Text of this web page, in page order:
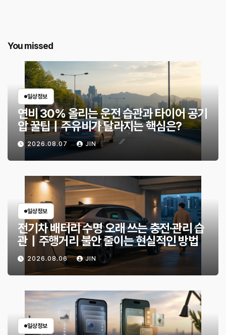
You missed
일상정보
연비 30% 올리는 운전 습관과 타이어 공기
압 꿀팁｜주유비가 달라지는 핵심은?
2026.08.07 JIN
일상정보
전기차 배터리 수명 오래 쓰는 충전·관리 습
관｜주행거리 불안 줄이는 현실적인 방법
2026.08.06 JIN
일상정보